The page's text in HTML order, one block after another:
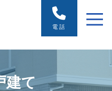
電話
建て